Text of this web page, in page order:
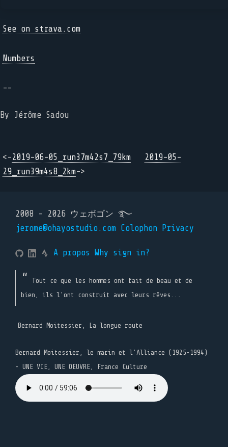
See on strava.com
Numbers
--
By Jérôme Sadou
<-2019-06-05_run37m42s7_79km
2019-05-
29_run39m4s8_2km->
2008 - 2026 ウェボゴン ࿐
jerome@ohayostudio.com Colophon Privacy
A propos Why sign in?
Tout ce que les hommes ont fait de beau et de
bien, ils l'ont construit avec leurs rêves...
Bernard Moitessier, La longue route
Bernard Moitessier, le marin et l’Alliance (1925-1994)
- UNE VIE, UNE OEUVRE, France Culture